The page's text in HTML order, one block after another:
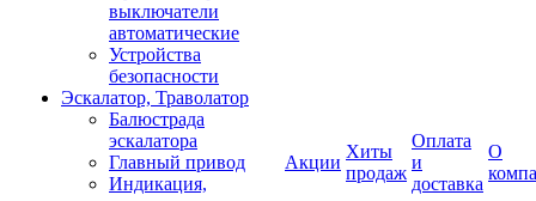
выключатели
автоматические
Устройства
безопасности
Эскалатор, Траволатор
Балюстрада
эскалатора
Главный привод
Индикация,
Акции
Хиты
продаж
Оплата
и
доставка
О